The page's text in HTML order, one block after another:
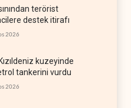
terörist
destek itirafı
2026
kuzeyinde
tankerini vurdu
2026